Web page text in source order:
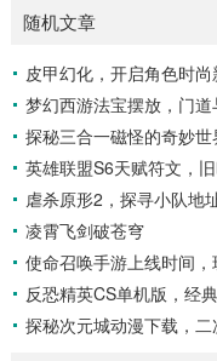
随机文章
皮甲幻化，开启角色时尚
梦幻西游法宝摆放，门
探秘三合一磁怪的奇妙世
英雄联盟S6天赋符文，
虐杀原形2，探寻小队地
凌霄飞剑破苍穹
使命召唤手游上线时间
反恐精英CS单机版，经
探秘次元城动漫下载，